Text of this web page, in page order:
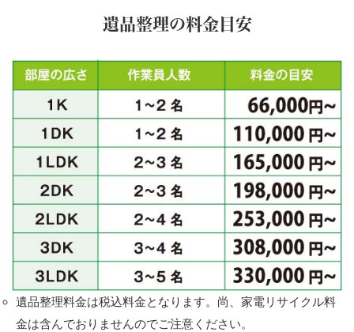
遺品整理の料金目安
遺品整理料金は税込料金となります。尚、家電リサイクル料
金は含んでおりませんのでご注意ください。